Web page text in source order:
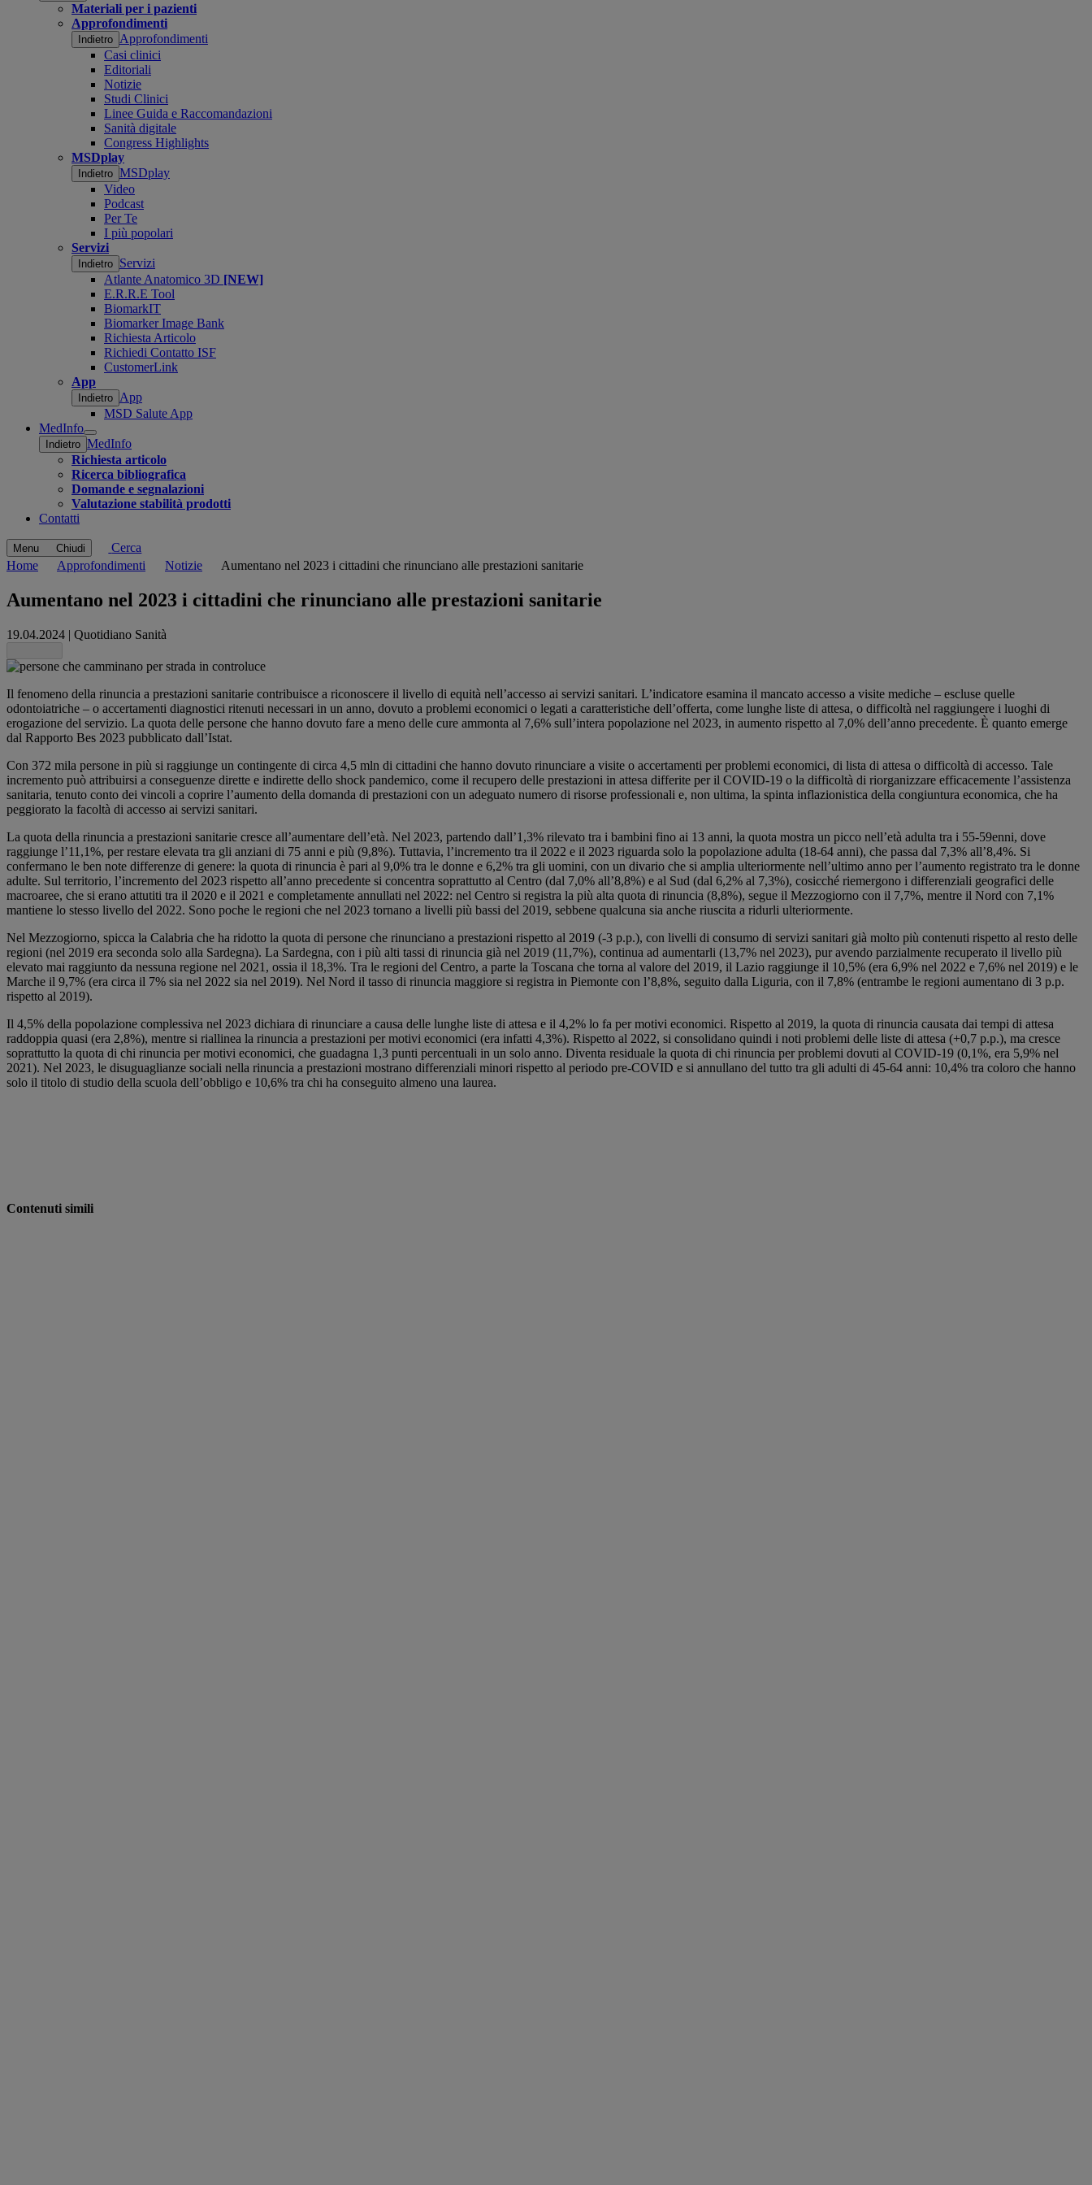
Materiali per i pazienti
Approfondimenti
Indietro Approfondimenti
Casi clinici
Editoriali
Notizie
Studi Clinici
Linee Guida e Raccomandazioni
Sanità digitale
Congress Highlights
MSDplay
Indietro MSDplay
Video
Podcast
Per Te
I più popolari
Servizi
Indietro Servizi
Atlante Anatomico 3D [NEW]
E.R.R.E Tool
BiomarkIT
Biomarker Image Bank
Richiesta Articolo
Richiedi Contatto ISF
CustomerLink
App
Indietro App
MSD Salute App
MedInfo
Open
submenu
Indietro MedInfo
Richiesta articolo
Ricerca bibliografica
Domande e segnalazioni
Valutazione stabilità prodotti
Contatti
Menu Chiudi
Cerca
Home
Approfondimenti Notizie Aumentano nel 2023 i cittadini che rinunciano alle prestazioni sanitarie
Aumentano nel 2023 i cittadini che rinunciano alle prestazioni sanitarie
19.04.2024 | Quotidiano Sanità
Il fenomeno della rinuncia a prestazioni sanitarie contribuisce a riconoscere il livello di equità nell’accesso ai servizi sanitari. L’indicatore esamina il mancato accesso a visite mediche – escluse quelle
odontoiatriche – o accertamenti diagnostici ritenuti necessari in un anno, dovuto a problemi economici o legati a caratteristiche dell’offerta, come lunghe liste di attesa, o difficoltà nel raggiungere i luoghi di
erogazione del servizio. La quota delle persone che hanno dovuto fare a meno delle cure ammonta al 7,6% sull’intera popolazione nel 2023, in aumento rispetto al 7,0% dell’anno precedente. È quanto emerge
dal Rapporto Bes 2023 pubblicato dall’Istat.
Con 372 mila persone in più si raggiunge un contingente di circa 4,5 mln di cittadini che hanno dovuto rinunciare a visite o accertamenti per problemi economici, di lista di attesa o difficoltà di accesso. Tale
incremento può attribuirsi a conseguenze dirette e indirette dello shock pandemico, come il recupero delle prestazioni in attesa differite per il COVID-19 o la difficoltà di riorganizzare efficacemente l’assistenza
sanitaria, tenuto conto dei vincoli a coprire l’aumento della domanda di prestazioni con un adeguato numero di risorse professionali e, non ultima, la spinta inflazionistica della congiuntura economica, che ha
peggiorato la facoltà di accesso ai servizi sanitari.
La quota della rinuncia a prestazioni sanitarie cresce all’aumentare dell’età. Nel 2023, partendo dall’1,3% rilevato tra i bambini fino ai 13 anni, la quota mostra un picco nell’età adulta tra i 55-59enni, dove
raggiunge l’11,1%, per restare elevata tra gli anziani di 75 anni e più (9,8%). Tuttavia, l’incremento tra il 2022 e il 2023 riguarda solo la popolazione adulta (18-64 anni), che passa dal 7,3% all’8,4%. Si
confermano le ben note differenze di genere: la quota di rinuncia è pari al 9,0% tra le donne e 6,2% tra gli uomini, con un divario che si amplia ulteriormente nell’ultimo anno per l’aumento registrato tra le donne
adulte. Sul territorio, l’incremento del 2023 rispetto all’anno precedente si concentra soprattutto al Centro (dal 7,0% all’8,8%) e al Sud (dal 6,2% al 7,3%), cosicché riemergono i differenziali geografici delle
macroaree, che si erano attutiti tra il 2020 e il 2021 e completamente annullati nel 2022: nel Centro si registra la più alta quota di rinuncia (8,8%), segue il Mezzogiorno con il 7,7%, mentre il Nord con 7,1%
mantiene lo stesso livello del 2022. Sono poche le regioni che nel 2023 tornano a livelli più bassi del 2019, sebbene qualcuna sia anche riuscita a ridurli ulteriormente.
Nel Mezzogiorno, spicca la Calabria che ha ridotto la quota di persone che rinunciano a prestazioni rispetto al 2019 (-3 p.p.), con livelli di consumo di servizi sanitari già molto più contenuti rispetto al resto delle
regioni (nel 2019 era seconda solo alla Sardegna). La Sardegna, con i più alti tassi di rinuncia già nel 2019 (11,7%), continua ad aumentarli (13,7% nel 2023), pur avendo parzialmente recuperato il livello più
elevato mai raggiunto da nessuna regione nel 2021, ossia il 18,3%. Tra le regioni del Centro, a parte la Toscana che torna al valore del 2019, il Lazio raggiunge il 10,5% (era 6,9% nel 2022 e 7,6% nel 2019) e le
Marche il 9,7% (era circa il 7% sia nel 2022 sia nel 2019). Nel Nord il tasso di rinuncia maggiore si registra in Piemonte con l’8,8%, seguito dalla Liguria, con il 7,8% (entrambe le regioni aumentano di 3 p.p.
rispetto al 2019).
Il 4,5% della popolazione complessiva nel 2023 dichiara di rinunciare a causa delle lunghe liste di attesa e il 4,2% lo fa per motivi economici. Rispetto al 2019, la quota di rinuncia causata dai tempi di attesa
raddoppia quasi (era 2,8%), mentre si riallinea la rinuncia a prestazioni per motivi economici (era infatti 4,3%). Rispetto al 2022, si consolidano quindi i noti problemi delle liste di attesa (+0,7 p.p.), ma cresce
soprattutto la quota di chi rinuncia per motivi economici, che guadagna 1,3 punti percentuali in un solo anno. Diventa residuale la quota di chi rinuncia per problemi dovuti al COVID-19 (0,1%, era 5,9% nel
2021). Nel 2023, le disuguaglianze sociali nella rinuncia a prestazioni mostrano differenziali minori rispetto al periodo pre-COVID e si annullano del tutto tra gli adulti di 45-64 anni: 10,4% tra coloro che hanno
solo il titolo di studio della scuola dell’obbligo e 10,6% tra chi ha conseguito almeno una laurea.
Contenuti simili